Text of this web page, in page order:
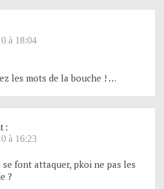
à 18:04
les mots de la bouche ! …
:
à 16:23
se font attaquer, pkoi ne pas les
?